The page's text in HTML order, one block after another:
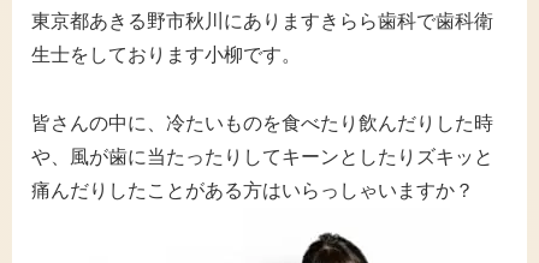
東京都あきる野市秋川にありますきらら歯科で歯科衛
生士をしております小柳です。
皆さんの中に、冷たいものを食べたり飲んだりした時
や、風が歯に当たったりしてキーンとしたりズキッと
痛んだりしたことがある方はいらっしゃいますか？